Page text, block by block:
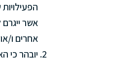
אשר
אחרים ו/
יובהר כי